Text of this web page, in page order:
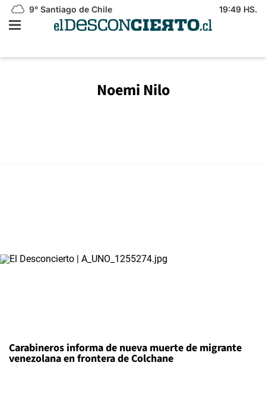
9° Santiago de Chile 19:49 HS.
Noemi Nilo
Carabineros informa de nueva muerte de migrante
venezolana en frontera de Colchane